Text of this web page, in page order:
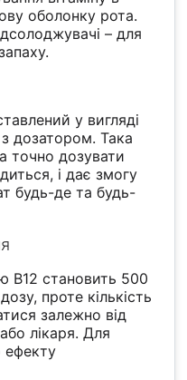
оболонку рота.
– для
у вигляді
дозатором. Така
точно дозувати
і дає змогу
будь-де та будь-
B12 становить 500
проте кількість
залежно від
лікаря. Для
ефекту